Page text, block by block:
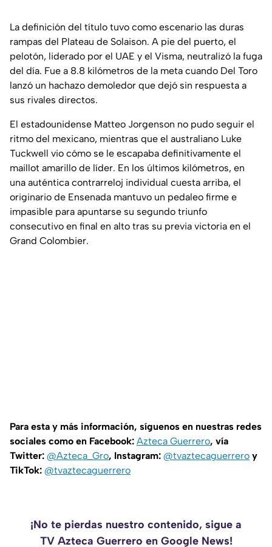
La definición del título tuvo como escenario las duras
rampas del Plateau de Solaison. A pie del puerto, el
pelotón, liderado por el UAE y el Visma, neutralizó la fuga
del día. Fue a 8.8 kilómetros de la meta cuando Del Toro
lanzó un hachazo demoledor que dejó sin respuesta a
sus rivales directos.
El estadounidense Matteo Jorgenson no pudo seguir el
ritmo del mexicano, mientras que el australiano Luke
Tuckwell vio cómo se le escapaba definitivamente el
maillot amarillo de líder. En los últimos kilómetros, en
una auténtica contrarreloj individual cuesta arriba, el
originario de Ensenada mantuvo un pedaleo firme e
impasible para apuntarse su segundo triunfo
consecutivo en final en alto tras su previa victoria en el
Grand Colombier.
Para esta y más información, síguenos en nuestras redes
sociales como en Facebook: Azteca Guerrero, vía
Twitter: @Azteca_Gro, Instagram: @tvaztecaguerrero y
TikTok: @tvaztecaguerrero
¡No te pierdas nuestro contenido, sigue a
TV Azteca Guerrero en Google News!